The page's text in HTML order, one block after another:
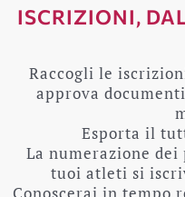
ISCRIZIONI,
Raccogli le
approva
Esporta il
La numerazione
tuoi atleti si
Conoscerai in tempo